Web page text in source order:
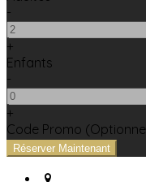
-
+
Enfants
-
+
Code Promo (Optionnel